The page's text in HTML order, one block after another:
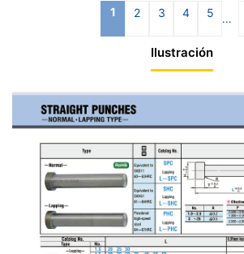
1 2 3 4 5 ...
Ilustración